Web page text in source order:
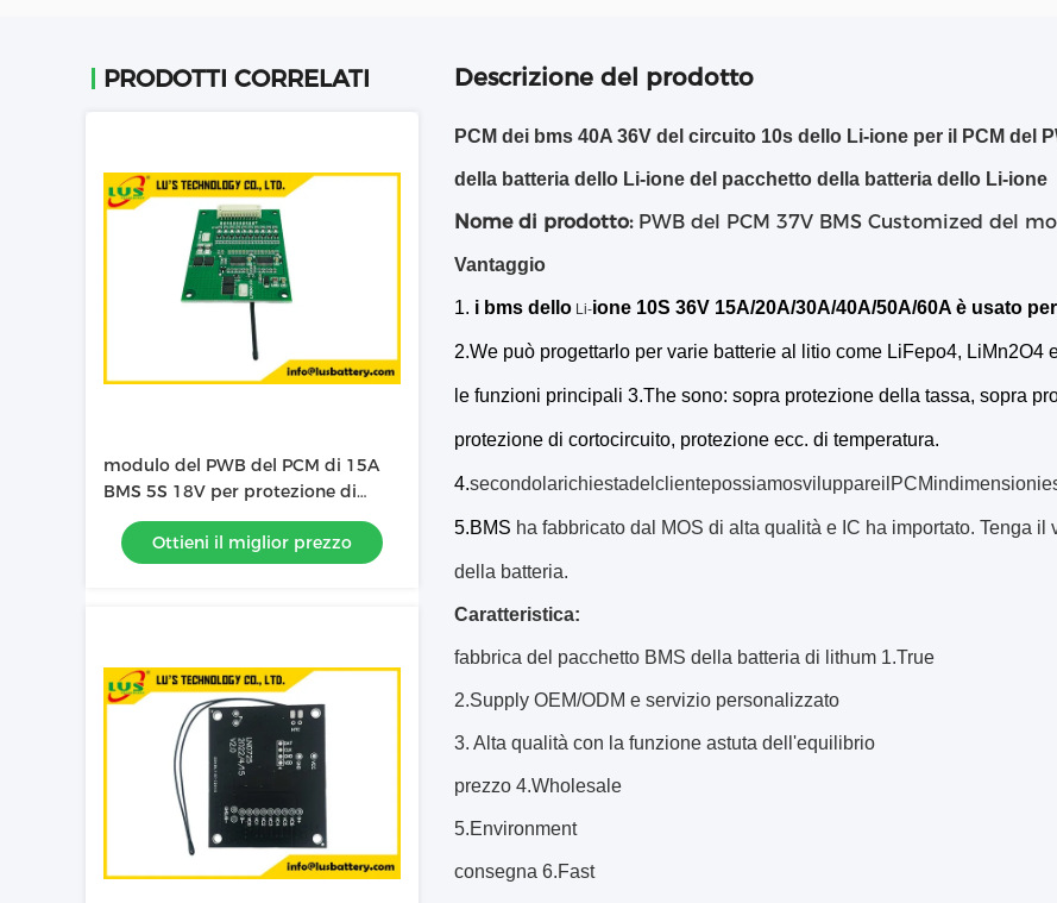
PRODOTTI CORRELATI
modulo del PWB del PCM di 15A
BMS 5S 18V per protezione di
carico Li Ion Cells 18650 26650
21700Ottieni il miglior prezzo
Descrizione del prodotto
PCM dei bms 40A 36V del circuito 10s dello Li-ione per il PCM del
della batteria dello Li-ione del pacchetto della batteria dello Li-ione
Nome di prodotto:PWB del PCM 37V BMS Customized del
Vantaggio
1. i bms dello Li-ione 10S 36V 15A/20A/30A/40A/50A/60A è usato
2.We può progettarlo per varie batterie al litio come LiFepo4, LiMn2O4
le funzioni principali 3.The sono: sopra protezione della tassa, sopra
protezione di cortocircuito, protezione ecc. di temperatura.
4.
5.BMS ha fabbricato dal MOS di alta qualità e IC ha importato. Tenga
della batteria.
Caratteristica:
fabbrica del pacchetto BMS della batteria di lithum 1.True
2.Supply OEM/ODM e servizio personalizzato
3. Alta qualità con la funzione astuta dell'equilibrio
prezzo 4.Wholesale
5.Environment
consegna 6.Fast